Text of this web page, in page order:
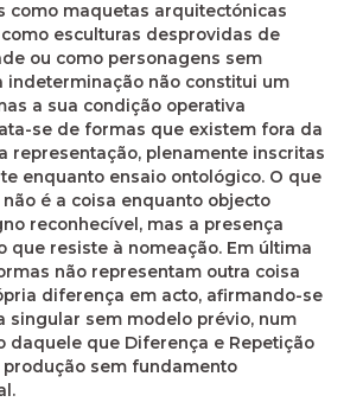
como maquetas arquitectónicas
esculturas desprovidas de
ou como personagens sem
indeterminação não constitui um
a sua condição operativa
se de formas que existem fora da
representação, plenamente inscritas
enquanto ensaio ontológico. O que
é a coisa enquanto objecto
reconhecível, mas a presença
que resiste à nomeação. Em última
não representam outra coisa
diferença em acto, afirmando-se
singular sem modelo prévio, num
daquele que Diferença e Repetição
sem fundamento